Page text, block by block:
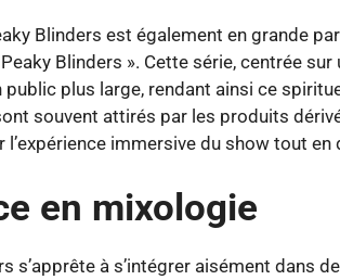
Blinders est également en grande
Blinders ». Cette série, centrée
public plus large, rendant ainsi ce
souvent attirés par les produits
immersive du show tout
en mixologie
s’apprête à s’intégrer aisément dans